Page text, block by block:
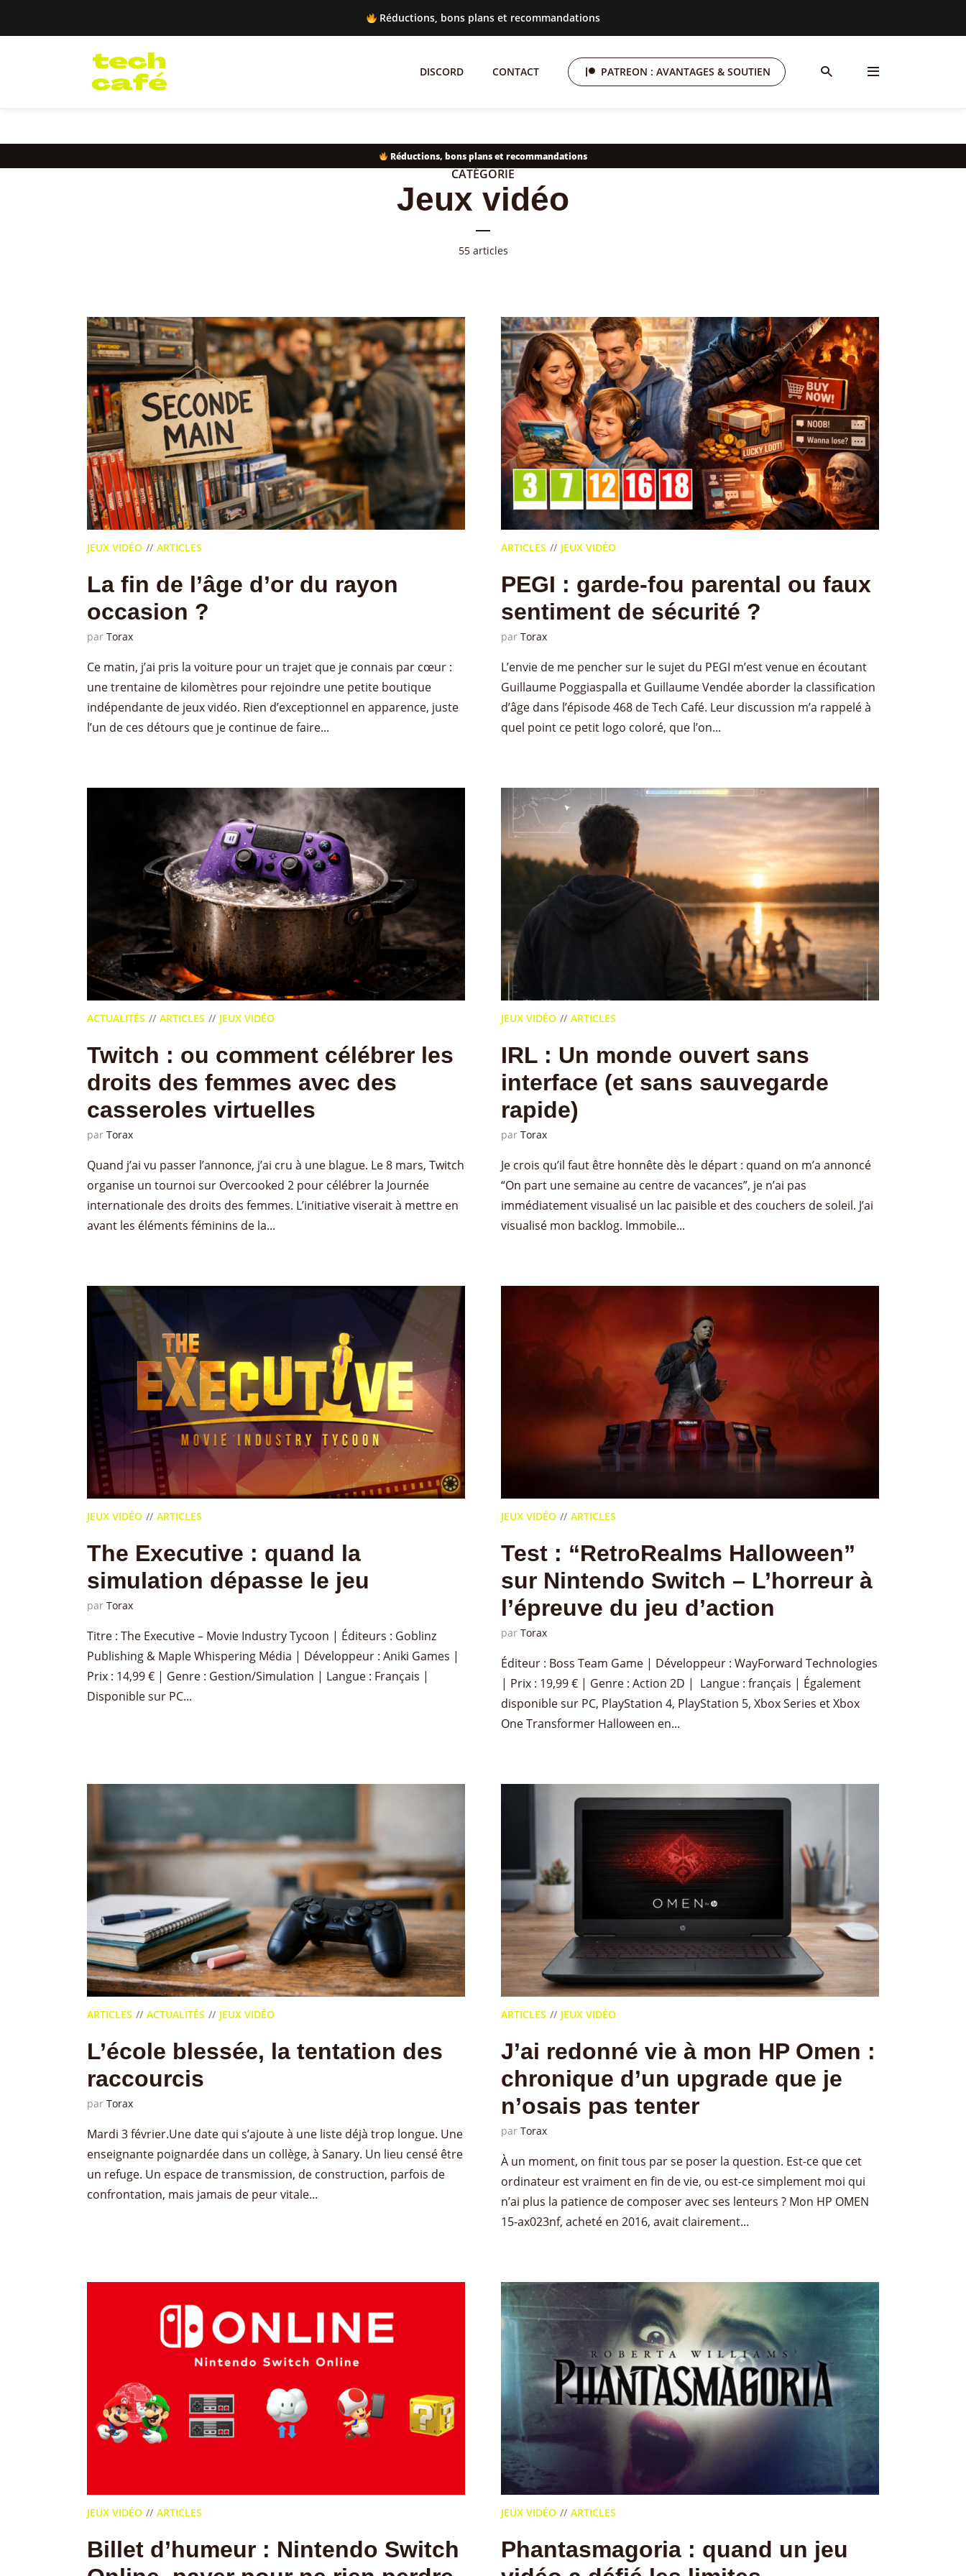
Réductions, bons plans et recommandations
DISCORD CONTACT PATREON : AVANTAGES & SOUTIEN
Réductions, bons plans et recommandations
CATÉGORIE
Jeux vidéo
55 articles
JEUX VIDÉO ARTICLES
La fin de l’âge d’or du rayon
occasion ?
par Torax
Ce matin, j’ai pris la voiture pour un trajet que je connais par cœur :
une trentaine de kilomètres pour rejoindre une petite boutique
indépendante de jeux vidéo. Rien d’exceptionnel en apparence, juste
l’un de ces détours que je continue de faire...
ARTICLES JEUX VIDÉO
PEGI : garde-fou parental ou faux
sentiment de sécurité ?
par Torax
L’envie de me pencher sur le sujet du PEGI m’est venue en écoutant
Guillaume Poggiaspalla et Guillaume Vendée aborder la classification
d’âge dans l’épisode 468 de Tech Café. Leur discussion m’a rappelé à
quel point ce petit logo coloré, que l’on...
ACTUALITÉS ARTICLES JEUX VIDÉO
Twitch : ou comment célébrer les
droits des femmes avec des
casseroles virtuelles
par Torax
Quand j’ai vu passer l’annonce, j’ai cru à une blague. Le 8 mars, Twitch
organise un tournoi sur Overcooked 2 pour célébrer la Journée
internationale des droits des femmes. L’initiative viserait à mettre en
avant les éléments féminins de la...
JEUX VIDÉO ARTICLES
IRL : Un monde ouvert sans
interface (et sans sauvegarde
rapide)
par Torax
Je crois qu’il faut être honnête dès le départ : quand on m’a annoncé
“On part une semaine au centre de vacances”, je n’ai pas
immédiatement visualisé un lac paisible et des couchers de soleil. J’ai
visualisé mon backlog. Immobile...
JEUX VIDÉO ARTICLES
The Executive : quand la
simulation dépasse le jeu
par Torax
Titre : The Executive – Movie Industry Tycoon | Éditeurs : Goblinz
Publishing & Maple Whispering Média | Développeur : Aniki Games |
Prix : 14,99 € | Genre : Gestion/Simulation | Langue : Français |
Disponible sur PC...
JEUX VIDÉO ARTICLES
Test : “RetroRealms Halloween”
sur Nintendo Switch – L’horreur à
l’épreuve du jeu d’action
par Torax
Éditeur : Boss Team Game | Développeur : WayForward Technologies
| Prix : 19,99 € | Genre : Action 2D | Langue : français | Également
disponible sur PC, PlayStation 4, PlayStation 5, Xbox Series et Xbox
One Transformer Halloween en...
ARTICLES ACTUALITÉS JEUX VIDÉO
L’école blessée, la tentation des
raccourcis
par Torax
Mardi 3 février.Une date qui s’ajoute à une liste déjà trop longue. Une
enseignante poignardée dans un collège, à Sanary. Un lieu censé être
un refuge. Un espace de transmission, de construction, parfois de
confrontation, mais jamais de peur vitale...
ARTICLES JEUX VIDÉO
J’ai redonné vie à mon HP Omen :
chronique d’un upgrade que je
n’osais pas tenter
par Torax
À un moment, on finit tous par se poser la question. Est-ce que cet
ordinateur est vraiment en fin de vie, ou est-ce simplement moi qui
n’ai plus la patience de composer avec ses lenteurs ? Mon HP OMEN
15-ax023nf, acheté en 2016, avait clairement...
JEUX VIDÉO ARTICLES
Billet d’humeur : Nintendo Switch
JEUX VIDÉO ARTICLES
Phantasmagoria : quand un jeu